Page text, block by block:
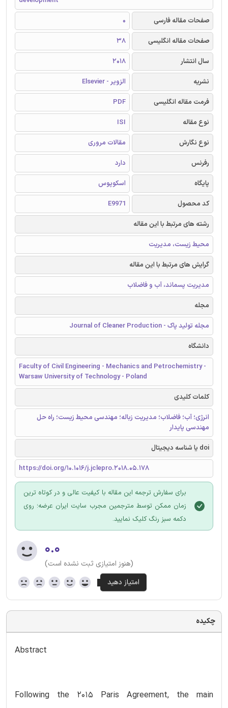
صفحات مقاله فارسی
0
صفحات مقاله انگلیسی
38
سال انتشار
2018
نشریه
الزویر - Elsevier
فرمت مقاله انگلیسی
PDF
نوع مقاله
ISI
نوع نگارش
مقالات مروری
رفرنس
دارد
پایگاه
اسکوپوس
کد محصول
E9971
رشته های مرتبط با این مقاله
محیط زیست، مدیریت
گرایش های مرتبط با این مقاله
مدیریت پسماند، آب و فاضلاب
مجله
مجله تولید پاک - Journal of Cleaner Production
دانشگاه
Faculty of Civil Engineering - Mechanics and Petrochemistry -
Warsaw University of Technology - Poland
کلمات کلیدی
انرژی؛ آب؛ فاضلاب؛ مدیریت زباله؛ مهندسی محیط زیست؛ راه حل
مهندسی پایدار
doi یا شناسه دیجیتال
https://doi.org/10.1016/j.jclepro.2018.05.178
برای سفارش ترجمه این مقاله با کیفیت عالی و در کوتاه ترین
زمان ممکن توسط مترجمین مجرب سایت ایران عرضه؛ روی
دکمه سبز رنگ کلیک نمایید.
۰.۰
(هنوز امتیازی ثبت نشده است)
چکیده
Abstract
Following the 2015 Paris Agreement, the main